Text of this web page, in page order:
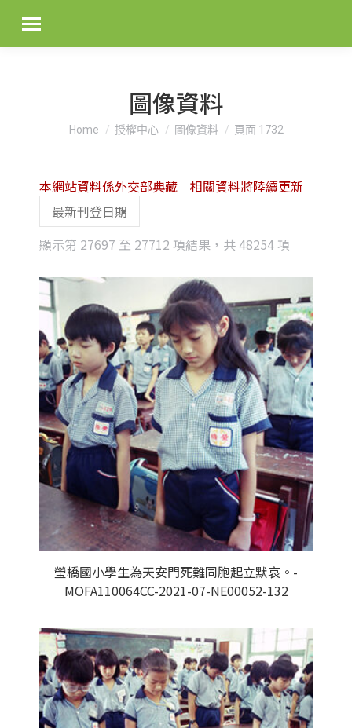
圖像資料
You are here:
Home 授權中心 圖像資料 頁面 1732
顯示第 27697 至 27712 項結果，共 48254 項
latest
本網站資料係外交部典藏 相關資料將陸續更新
瑩橋國小學生為天安門死難同胞起立默哀。-
MOFA110064CC-2021-07-NE00052-132